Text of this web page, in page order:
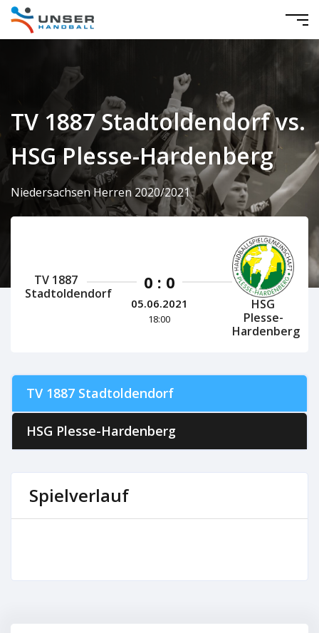
TV 1887 Stadtoldendorf vs.
HSG Plesse-Hardenberg
Niedersachsen Herren 2020/2021
TV 1887
Stadtoldendorf
0 : 0
05.06.2021
18:00
HSG
Plesse-
Hardenberg
TV 1887 Stadtoldendorf
HSG Plesse-Hardenberg
Spielverlauf